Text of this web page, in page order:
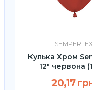
SEMPERTEX
Кулька Хром
12" червона
20,17